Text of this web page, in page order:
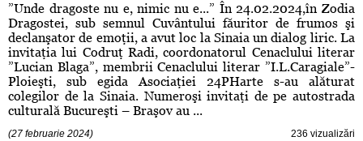
”Unde dragoste nu e, nimic nu e...” În 24.02.2024,în Zodia
Dragostei, sub semnul Cuvântului făuritor de frumos şi
declanşator de emoţii, a avut loc la Sinaia un dialog liric. La
invitaţia lui Codruţ Radi, coordonatorul Cenaclului literar
”Lucian Blaga”, membrii Cenaclului literar ”I.L.Caragiale”-
Ploieşti, sub egida Asociaţiei 24PHarte s-au alăturat
colegilor de la Sinaia. Numeroşi invitaţi de pe autostrada
culturală Bucureşti – Braşov au ...
(27 februarie 2024) 236 vizualizări